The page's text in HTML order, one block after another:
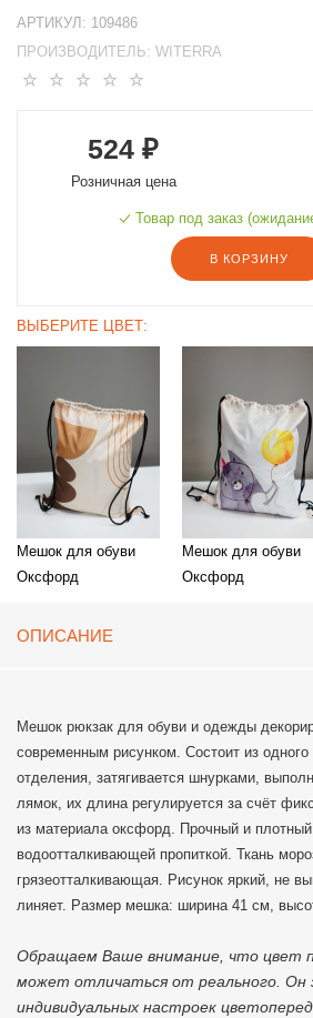
АРТИКУЛ: 109486
ПРОИЗВОДИТЕЛЬ: WITERRA
524 ₽
Розничная цена
Товар под заказ
В КОРЗИНУ
ВЫБЕРИТЕ ЦВЕТ:
Мешок для обуви
Оксфорд
Мешок для обуви
Оксфорд
ОПИСАНИЕ
Мешок рюкзак для обуви и одежды
современным рисунком. Состоит из одного
отделения, затягивается шнурками,
лямок, их длина регулируется за счёт
из материала оксфорд. Прочный и
водоотталкивающей пропиткой. Ткань
грязеотталкивающая. Рисунок яркий, не
линяет. Размер мешка: ширина 41 см,
Обращаем Ваше внимание, что цвет
может отличаться от реального. Он
индивидуальных настроек